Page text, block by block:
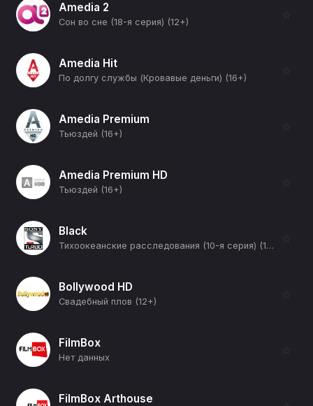
Amedia 2
Сон во сне (18-я серия) (12+)
☆
Amedia Hit
По долгу службы (Кровавые деньги) (16+)
☆
Amedia Premium
Тьюздей (16+)
☆
Amedia Premium HD
Тьюздей (16+)
☆
Black
Тихоокеанские расследования (10-я серия) (16+)
☆
Bollywood HD
Свадебный плов (12+)
☆
FilmBox
Нет данных
☆
FilmBox Arthouse